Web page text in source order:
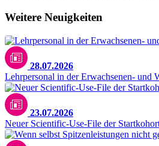
Weitere Neuigkeiten
28.07.2026
Lehrpersonal in der Erwachsenen- und
23.07.2026
Neuer Scientific-Use-File der